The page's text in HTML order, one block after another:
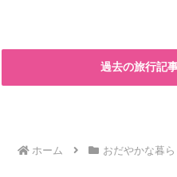
過去の旅行記
ホーム おだやかな暮ら